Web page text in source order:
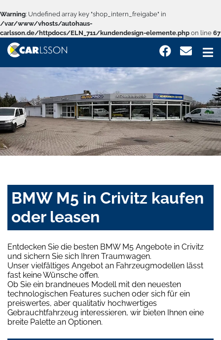
Warning: Undefined array key "shop_intern_freigabe" in
/var/www/vhosts/autohaus-
carlsson.de/httpdocs/ELN_711/kundendesign-elemente.php on line 67
BMW M5 in Crivitz kaufen
oder leasen
Entdecken Sie die besten BMW M5 Angebote in Crivitz
und sichern Sie sich Ihren Traumwagen.
Unser vielfältiges Angebot an Fahrzeugmodellen lässt
fast keine Wünsche offen.
Ob Sie ein brandneues Modell mit den neuesten
technologischen Features suchen oder sich für ein
preiswertes, aber qualitativ hochwertiges
Gebrauchtfahrzeug interessieren, wir bieten Ihnen eine
breite Palette an Optionen.